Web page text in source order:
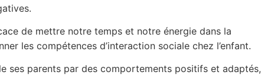
de mettre notre temps et notre énergie dans la
les compétences d’interaction sociale chez l’enfant.
ses parents par des comportements positifs et adaptés,